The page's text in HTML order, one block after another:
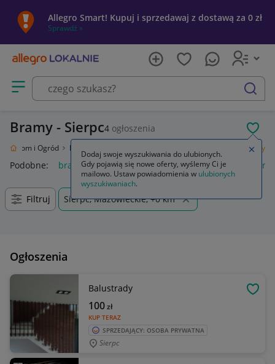
Allegro Smart! Kupuj i sprzedawaj z dostawą za 0 zł
Sprawdź »
Otwórz menu z kategoriami
szukaj
Bramy - Sierpc4 ogłoszenia
Dom i Ogród Budownictwo i Akcesoria Bramy
Podobne: bramy napęd bramy dwuskrzydłowej napęd
Filtruj Sierpc, Mazowieckie, +0 km
Ogłoszenia
Balustrady
KUP TERAZ
100zł
SPRZEDAJĄCY: OSOBA PRYWATNA
Sierpc
Dodaj swoje wyszukiwania do ulubionych.
Gdy pojawią się nowe oferty, wyślemy Ci je
mailowo. Ustaw powiadomienia w ulubionych
wyszukiwaniach.